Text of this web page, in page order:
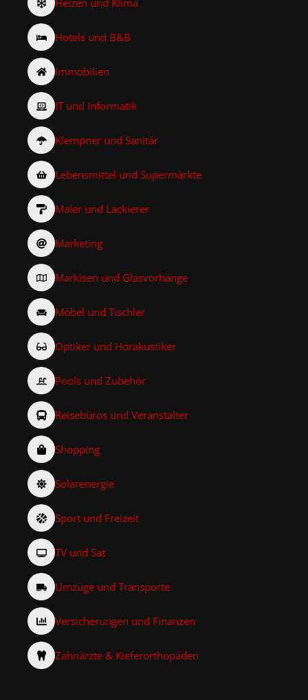
Hotels und B&B
Immobilien
IT und Informatik
Klempner und Sanitär
Lebensmittel und Supermärkte
Maler und Lackierer
Marketing
Markisen und Glasvorhänge
Möbel und Tischler
Optiker und Hörakustiker
Pools und Zubehör
Reisebüros und Veranstalter
Shopping
Solarenergie
Sport und Freizeit
TV und Sat
Umzüge und Transporte
Versicherungen und Finanzen
Zahnärzte & Kieferorthopäden